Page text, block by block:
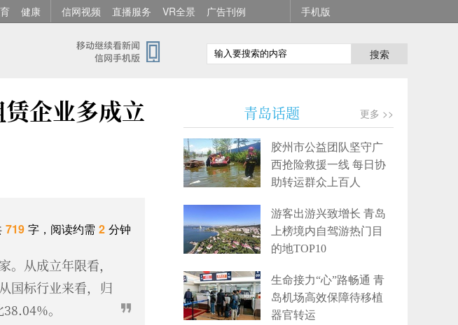
健康 信网视频 直播服务 VR全景 广告刊例 手机版
搜索
企业多成立
719 字，阅读约需 2 分钟
从成立年限看，
国标行业来看，归
。
青岛话题 更多 >>
胶州市公益团队坚守广
西抢险救援一线 每日协
助转运群众上百人
游客出游兴致增长 青岛
上榜境内自驾游热门目
的地TOP10
生命接力“心”路畅通 青
岛机场高效保障待移植
器官转运